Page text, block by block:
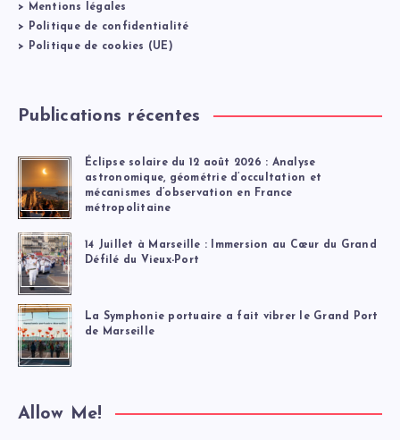
>
Mentions légales
>
Politique de confidentialité
>
Politique de cookies (UE)
Publications récentes
Éclipse solaire du 12 août 2026 : Analyse
astronomique, géométrie d’occultation et
mécanismes d’observation en France
métropolitaine
14 Juillet à Marseille : Immersion au Cœur du Grand
Défilé du Vieux-Port
La Symphonie portuaire a fait vibrer le Grand Port
de Marseille
Allow Me!